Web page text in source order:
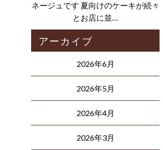
ネージュです 夏向けのケーキが続々
とお店に並…
アーカイブ
2026年6月
2026年5月
2026年4月
2026年3月